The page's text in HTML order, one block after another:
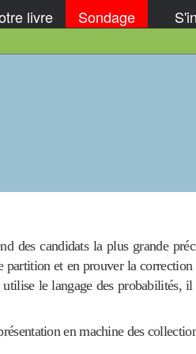
livre Sondage
des candidats la plus grande
partition et en prouver la
le langage des probabilités,
en machine des